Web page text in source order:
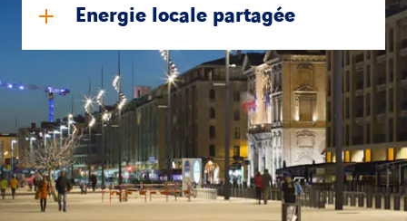
Energie locale partagée